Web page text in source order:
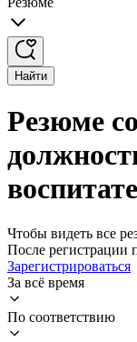
Найти
Резюме
Чтобы видеть все
После регистрации
Зарегистрироваться
За всё время
По соответствию